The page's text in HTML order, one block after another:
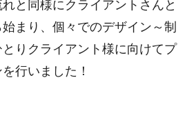
と同様にクライアントさんと
まり、個々でのデザイン～制
りクライアント様に向けてプ
行いました！